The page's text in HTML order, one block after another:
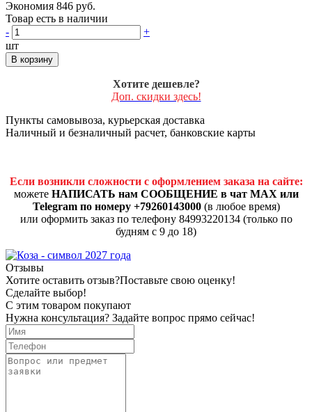
Экономия 846 руб.
Товар есть в наличии
-
+
шт
В корзину
Хотите дешевле?
Доп. скидки здесь!
Пункты самовывоза, курьерская доставка
Наличный и безналичный расчет, банковские карты
Если возникли сложности с оформлением заказа на сайте:
можете НАПИСАТЬ нам СООБЩЕНИЕ в чат MAX или
Telegram по номеру +79260143000(в любое время)
или оформить заказ по телефону 84993220134 (только по
будням с 9 до 18)
Отзывы
Хотите оставить отзыв?Поставьте свою оценку!
Сделайте выбор!
С этим товаром покупают
Нужна консультация? Задайте вопрос прямо сейчас!